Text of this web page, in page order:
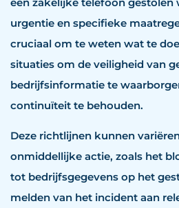
urgentie en specifieke
cruciaal om te weten wat te
situaties om de veiligheid van
bedrijfsinformatie te
continuïteit te behouden.
Deze richtlijnen kunnen
onmiddellijke actie, zoals het
tot bedrijfsgegevens op het
melden van het incident aan